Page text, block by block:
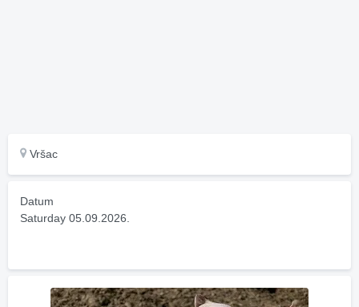
Vršac
Datum
Saturday 05.09.2026.